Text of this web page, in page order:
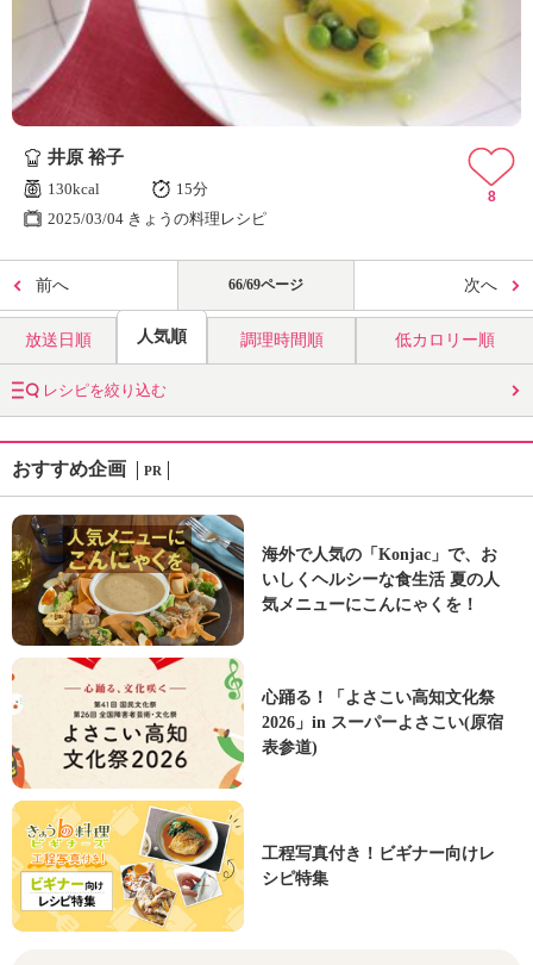
井原 裕子
130kcal
15分
2025/03/04 きょうの料理レシピ
8
前へ 66/69ページ 次へ
放送日順 人気順 調理時間順 低カロリー順
レシピを絞り込む
おすすめ企画 PR
海外で人気の「Konjac」で、お
いしくヘルシーな食生活 夏の人
気メニューにこんにゃくを！
心踊る！「よさこい高知文化祭
2026」in スーパーよさこい(原宿
表参道)
工程写真付き！ビギナー向けレ
シピ特集